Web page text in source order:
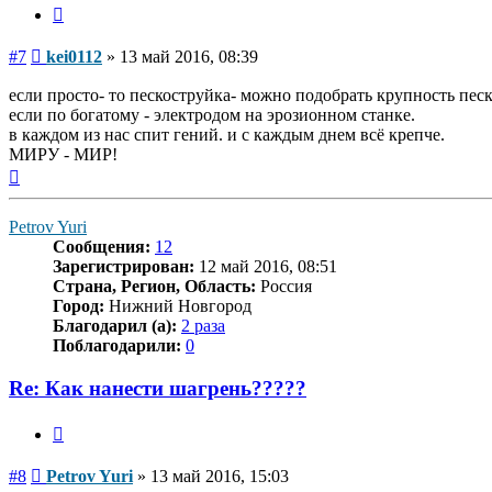
#7 Сообщение
kei0112 » 13 май 2016, 08:39
если просто- то пескоструйка- можно подобрать крупность
если по богатому - электродом на эрозионном станке.
в каждом из нас спит гений. и с каждым днем всё крепче.
МИРУ - МИР!
к
Petrov Yuri
Сообщения: 12
Зарегистрирован: 12 май 2016, 08:51
Страна, Регион, Область: Россия
Город: Нижний Новгород
Благодарил (а): 2 раза
Поблагодарили: 0
Re: Как нанести шагрень?????
#8 Сообщение
Petrov Yuri » 13 май 2016, 15:03